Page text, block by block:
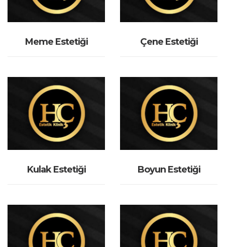
Meme Estetiği Çene Estetiği
Kulak Estetiği Boyun Estetiği